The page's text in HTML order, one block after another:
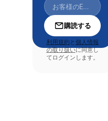
購読する
利用規約 と 個人情報
の取り扱いに同意し
てログインします。